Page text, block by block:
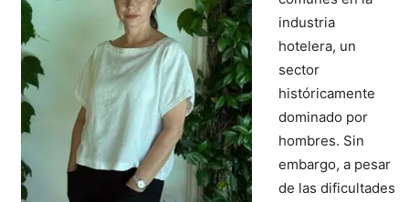
industria
hotelera, un
sector
históricamente
dominado por
hombres. Sin
embargo, a pesar
de las dificultades